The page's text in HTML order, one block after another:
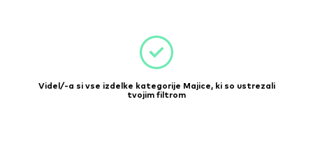
Videl/-a si vse izdelke kategorije Majice, ki so ustrezali
tvojim filtrom